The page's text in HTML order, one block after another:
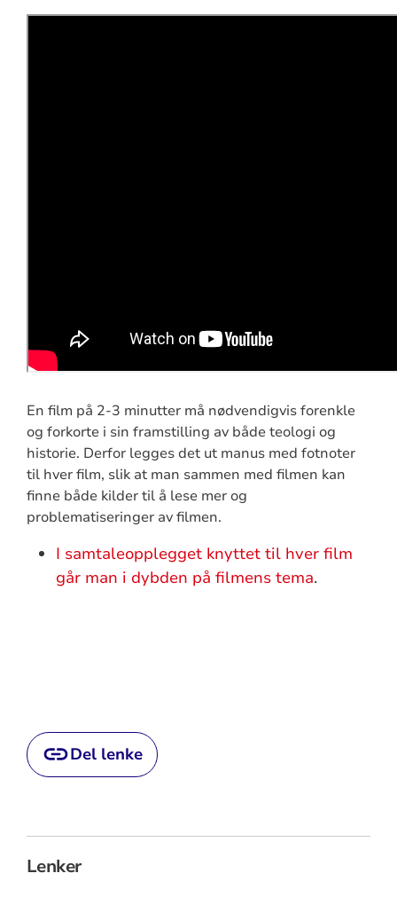
En film på 2-3 minutter må nødvendigvis forenkle
og forkorte i sin framstilling av både teologi og
historie. Derfor legges det ut manus med fotnoter
til hver film, slik at man sammen med filmen kan
finne både kilder til å lese mer og
problematiseringer av filmen.
I samtaleopplegget knyttet til hver film
går man i dybden på filmens tema.
Del lenke
Lenker